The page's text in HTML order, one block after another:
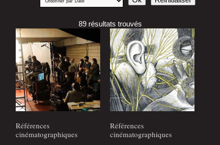
89 résultats trouvés
Références
cinématographiques
Références
cinématographiques